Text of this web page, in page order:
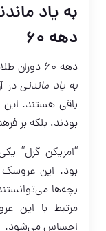
به یاد
دهه ۶۰
دهه ۶۰ دوران طلایی برای اسباب‌بازی‌ها بود.
به یاد ماندنیدر
باقی هستند. این
بودند، بلکه بر
“امریکن گرل”
بود. این عروسک
بچه‌ها
مرتبط با این